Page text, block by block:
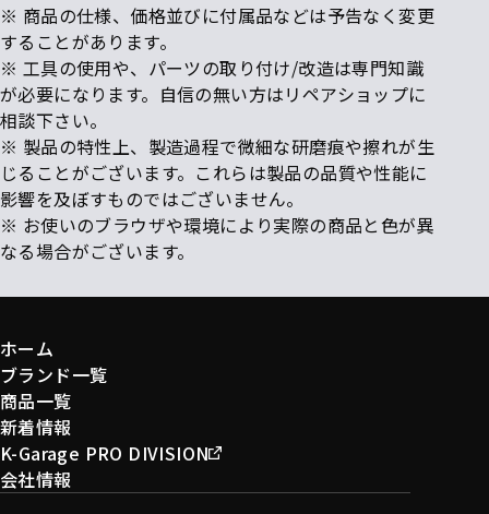
※ 商品の仕様、価格並びに付属品などは予告なく変更
することがあります。
※ 工具の使用や、パーツの取り付け/改造は専門知識
が必要になります。自信の無い方はリペアショップに
相談下さい。
※ 製品の特性上、製造過程で微細な研磨痕や擦れが生
じることがございます。これらは製品の品質や性能に
影響を及ぼすものではございません。
※ お使いのブラウザや環境により実際の商品と色が異
なる場合がございます。
ホーム
ブランド一覧
商品一覧
新着情報
K-Garage PRO DIVISION
会社情報